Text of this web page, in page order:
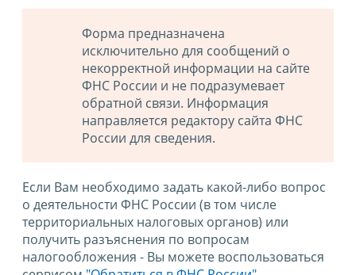
Форма предназначена
исключительно для сообщений о
некорректной информации на сайте
ФНС России и не подразумевает
обратной связи. Информация
направляется редактору сайта ФНС
России для сведения.
Если Вам необходимо задать какой-либо вопрос
о деятельности ФНС России (в том числе
территориальных налоговых органов) или
получить разъяснения по вопросам
налогообложения - Вы можете воспользоваться